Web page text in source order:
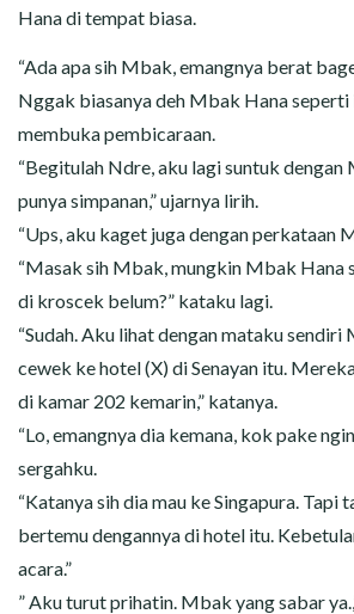
Hana di tempat biasa.
“Ada apa sih Mbak, emangnya berat
Nggak biasanya deh Mbak Hana seperti
membuka pembicaraan.
“Begitulah Ndre, aku lagi suntuk dengan
punya simpanan,” ujarnya lirih.
“Ups, aku kaget juga dengan perkataan
“Masak sih Mbak, mungkin Mbak Hana
di kroscek belum?” kataku lagi.
“Sudah. Aku lihat dengan mataku sendiri
cewek ke hotel (X) di Senayan itu.
di kamar 202 kemarin,” katanya.
“Lo, emangnya dia kemana, kok pake
sergahku.
“Katanya sih dia mau ke Singapura. Tapi
bertemu dengannya di hotel itu.
acara.”
” Aku turut prihatin. Mbak yang sabar